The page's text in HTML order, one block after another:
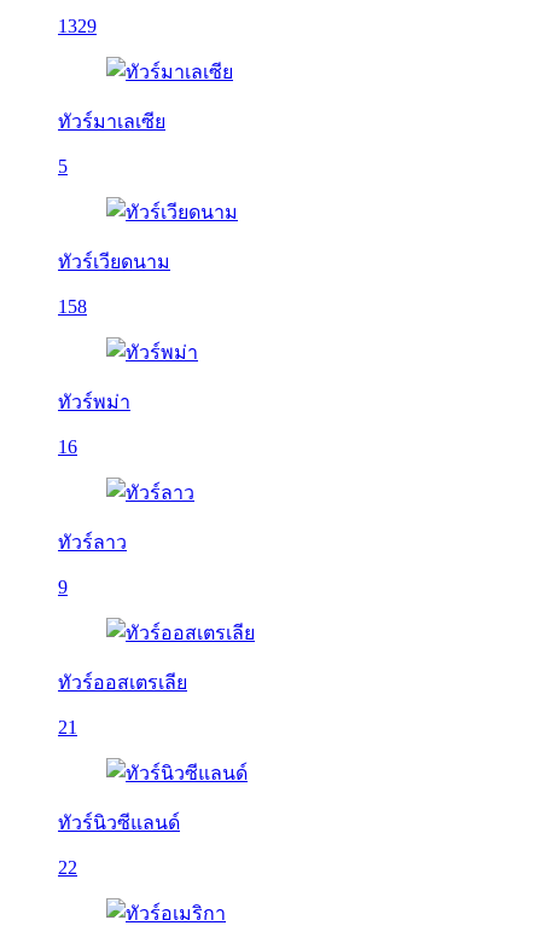
1329
ทัวร์มาเลเซีย
5
ทัวร์เวียดนาม
158
ทัวร์พม่า
16
ทัวร์ลาว
9
ทัวร์ออสเตรเลีย
21
ทัวร์นิวซีแลนด์
22